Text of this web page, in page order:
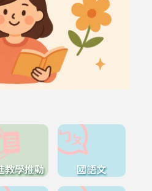
教學推動 國語文